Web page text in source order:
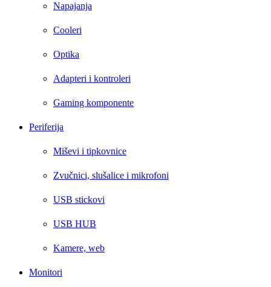
Napajanja
Cooleri
Optika
Adapteri i kontroleri
Gaming komponente
Periferija
Miševi i tipkovnice
Zvučnici, slušalice i mikrofoni
USB stickovi
USB HUB
Kamere, web
Monitori